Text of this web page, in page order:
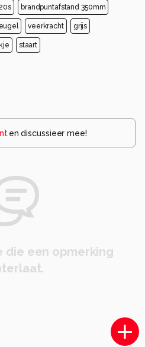
brandpuntafstand 350mm
veerkracht grijs
staart
en discussieer mee!
die een opmerking